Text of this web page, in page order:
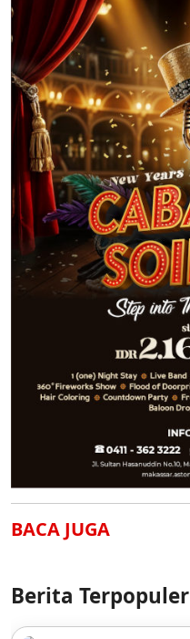
BACA JUGA
Berita Terpopuler